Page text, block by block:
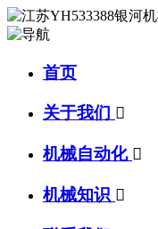
首页
关于我们 
机械自动化 
机械知识 